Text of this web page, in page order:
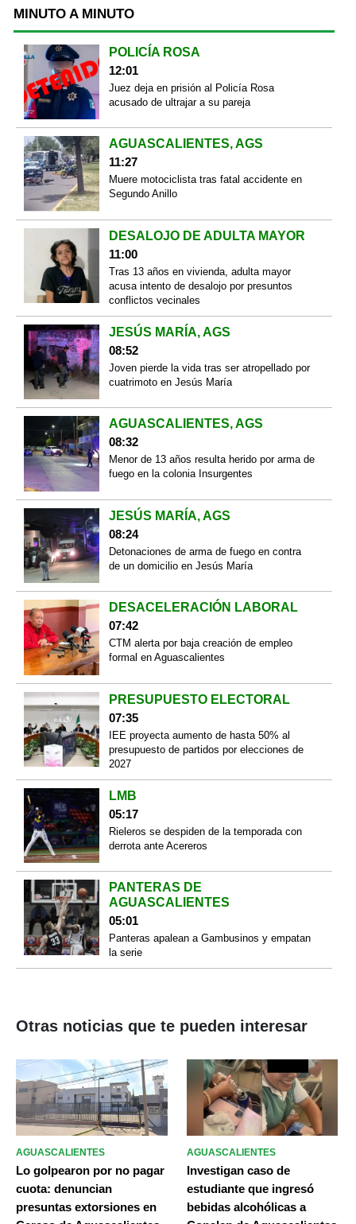
MINUTO A MINUTO
POLICÍA ROSA
12:01
Juez deja en prisión al Policía Rosa
acusado de ultrajar a su pareja
AGUASCALIENTES, AGS
11:27
Muere motociclista tras fatal accidente en
Segundo Anillo
DESALOJO DE ADULTA MAYOR
11:00
Tras 13 años en vivienda, adulta mayor
acusa intento de desalojo por presuntos
conflictos vecinales
JESÚS MARÍA, AGS
08:52
Joven pierde la vida tras ser atropellado por
cuatrimoto en Jesús María
AGUASCALIENTES, AGS
08:32
Menor de 13 años resulta herido por arma de
fuego en la colonia Insurgentes
JESÚS MARÍA, AGS
08:24
Detonaciones de arma de fuego en contra
de un domicilio en Jesús María
DESACELERACIÓN LABORAL
07:42
CTM alerta por baja creación de empleo
formal en Aguascalientes
PRESUPUESTO ELECTORAL
07:35
IEE proyecta aumento de hasta 50% al
presupuesto de partidos por elecciones de
2027
LMB
05:17
Rieleros se despiden de la temporada con
derrota ante Acereros
PANTERAS DE
AGUASCALIENTES
05:01
Panteras apalean a Gambusinos y empatan
la serie
Otras noticias que te pueden interesar
AGUASCALIENTES
Lo golpearon por no pagar
cuota: denuncian
presuntas extorsiones en
AGUASCALIENTES
Investigan caso de
estudiante que ingresó
bebidas alcohólicas a